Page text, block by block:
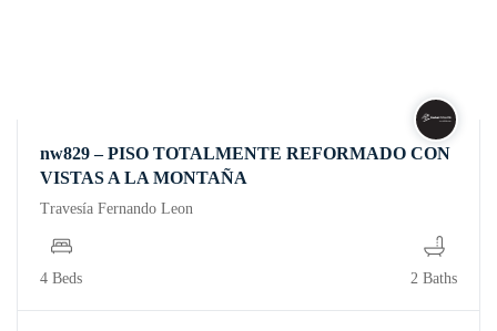
nw829 – PISO TOTALMENTE REFORMADO CON
VISTAS A LA MONTAÑA
Travesía Fernando Leon
4 Beds 2 Baths